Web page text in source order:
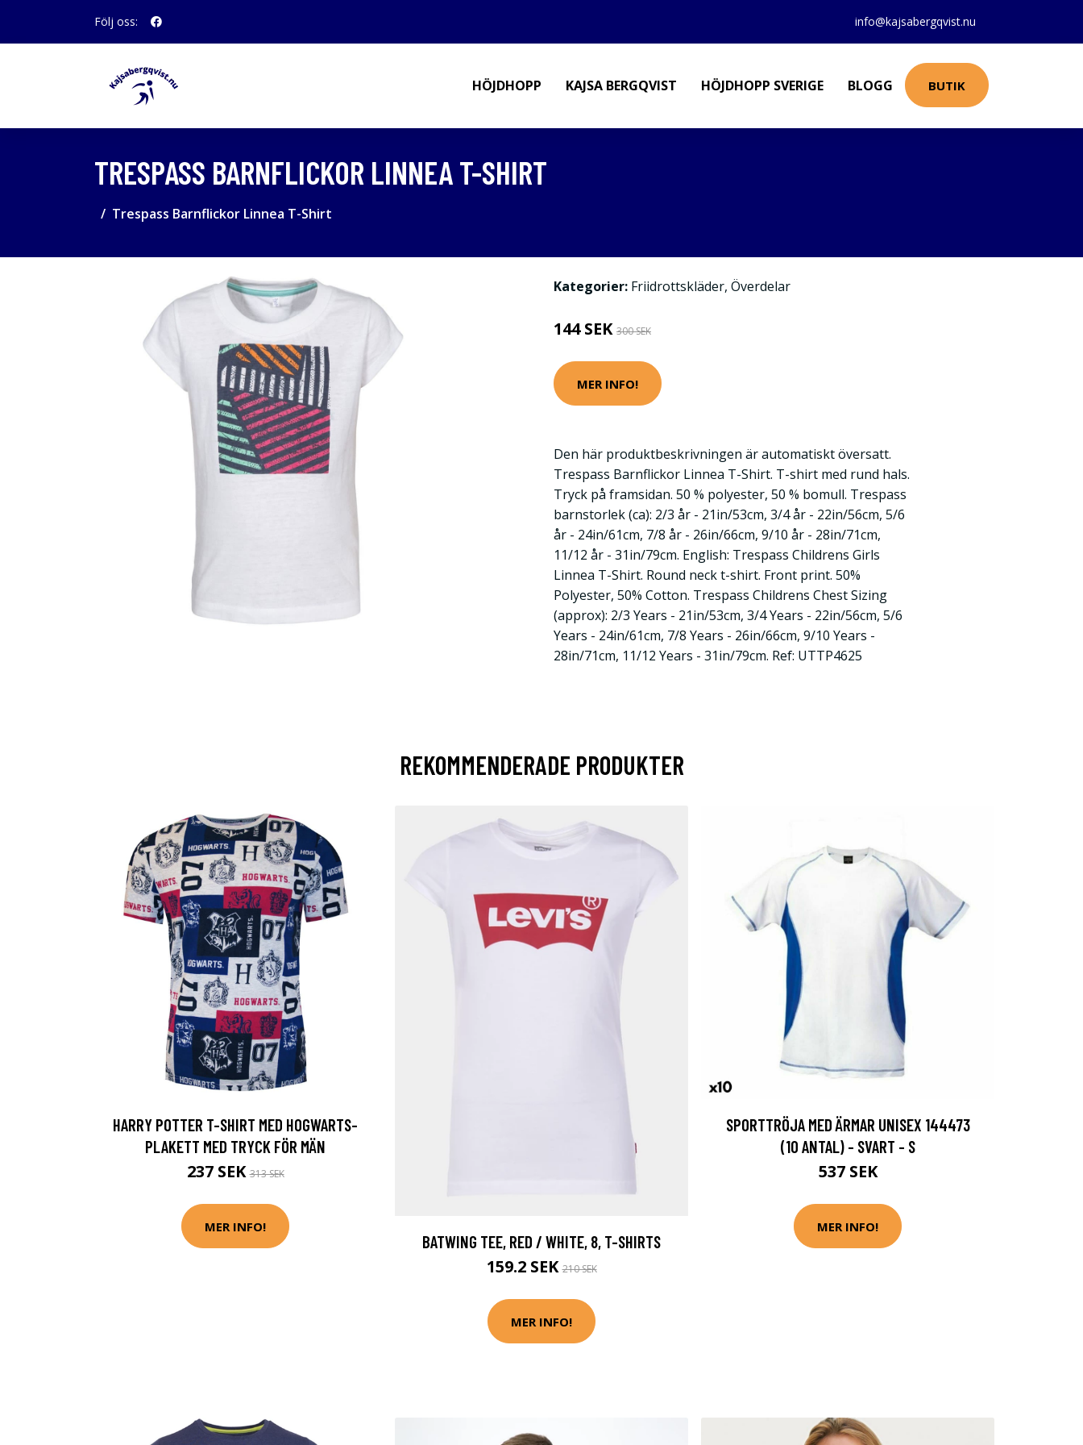
Följ oss: info@kajsabergqvist.nu
HÖJDHOPP KAJSA BERGQVIST HÖJDHOPP SVERIGE BLOGG BUTIK
TRESPASS BARNFLICKOR LINNEA T-SHIRT
Trespass Barnflickor Linnea T-Shirt
Kategorier: Friidrottskläder, Överdelar
144 SEK 300 SEK
MER INFO!
Den här produktbeskrivningen är automatiskt översatt.
Trespass Barnflickor Linnea T-Shirt. T-shirt med rund hals.
Tryck på framsidan. 50 % polyester, 50 % bomull. Trespass
barnstorlek (ca): 2/3 år - 21in/53cm, 3/4 år - 22in/56cm, 5/6
år - 24in/61cm, 7/8 år - 26in/66cm, 9/10 år - 28in/71cm,
11/12 år - 31in/79cm. English: Trespass Childrens Girls
Linnea T-Shirt. Round neck t-shirt. Front print. 50%
Polyester, 50% Cotton. Trespass Childrens Chest Sizing
(approx): 2/3 Years - 21in/53cm, 3/4 Years - 22in/56cm, 5/6
Years - 24in/61cm, 7/8 Years - 26in/66cm, 9/10 Years -
28in/71cm, 11/12 Years - 31in/79cm. Ref: UTTP4625
REKOMMENDERADE PRODUKTER
HARRY POTTER T-SHIRT MED HOGWARTS-
PLAKETT MED TRYCK FÖR MÄN
237 SEK313 SEK
MER INFO!
BATWING TEE, RED / WHITE, 8, T-SHIRTS
159.2 SEK210 SEK
MER INFO!
SPORTTRÖJA MED ÄRMAR UNISEX 144473
(10 ANTAL) - SVART - S
537 SEK
MER INFO!